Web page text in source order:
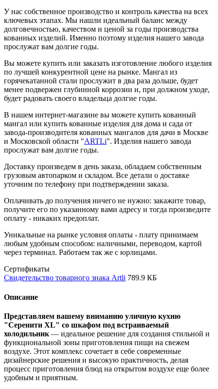
У нас собственное производство и контроль качества на всех
ключевых этапах. Мы нашли идеальный баланс между
долговечностью, качеством и ценой за годы производства
кованных изделий. Именно поэтому изделия нашего завода
прослужат вам долгие годы.
Вы можете купить или заказать изготовление любого изделия
по лучшей конкурентной цене на рынке. Мангал из
горячекатанной стали прослужит в два раза дольше, будет
менее подвержен глубинной коррозии и, при должном уходе,
будет радовать своего владельца долгие годы.
В нашем интернет-магазине вы можете купить кованный
мангал или купить кованные изделия для дома и сада от
завода-производителя кованных мангалов для дачи в Москве
и Московской области "ARTLi". Изделия нашего завода
прослужат вам долгие годы.
Доставку произведем в день заказа, обладаем собственным
грузовым автопарком и складом. Все детали о доставке
уточним по телефону при подтверждении заказа.
Оплачивать до получения ничего не нужно: закажите товар,
получите его по указанному вами адресу и тогда произведите
оплату - никаких предоплат.
Уникальные на рынке условия оплаты - плату принимаем
любым удобным способом: наличными, переводом, картой
через терминал. Работаем так же с юрлицами.
Сертификаты
Свидетельство товарного знака Artli 789.9 КБ
Описание
Представляем вашему вниманию уличную кухню
"Серенити XL" со шкафом под встраиваемый
холодильник — идеальное решение для создания стильной и
функциональной зоны приготовления пищи на свежем
воздухе. Этот комплекс сочетает в себе современные
дизайнерские решения и высокую практичность, делая
процесс приготовления блюд на открытом воздухе еще более
удобным и приятным.